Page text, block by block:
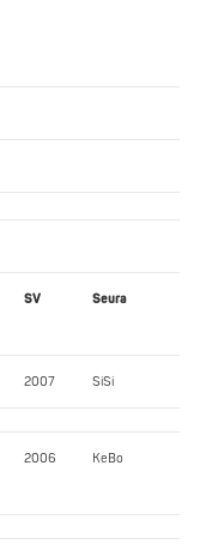
SV Seura
2007 SiSi
2006 KeBo